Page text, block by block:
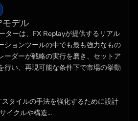
モデル
ターは、FX Replayが提供するリアル
ションツールの中でも最も強力なもの
ーダーが戦略の実行を磨き、セットア
行い、再現可能な条件下で市場の挙動
タイルの手法を強化するために設計
イクルや構造...